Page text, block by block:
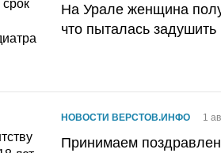
На Урале женщина
что пыталась
НОВОСТИ ВЕРСТОВ.ИНФО 1
Принимаем